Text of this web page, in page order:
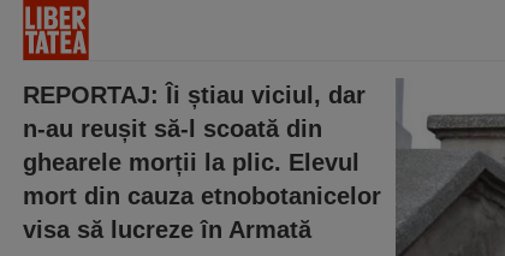
REPORTAJ: Îi știau viciul, dar
n-au reușit să-l scoată din
ghearele morții la plic. Elevul
mort din cauza etnobotanicelor
visa să lucreze în Armată